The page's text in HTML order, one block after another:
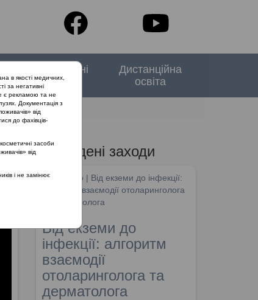
Спеціальні
випуски
Дистанційна
освіта
Проведені заходи
SHDM.info | Від екземи до інфекції:
алгоритм взаємодії отоларинголога
та дерматолога
Від екземи до
інфекції: алгоритм
взаємодії
отоларинголога та
дерматолога
в якості медичних,
за негативні
є рекламою та не
Документація з
від
до фахівців-
засоби
від
і не замінює